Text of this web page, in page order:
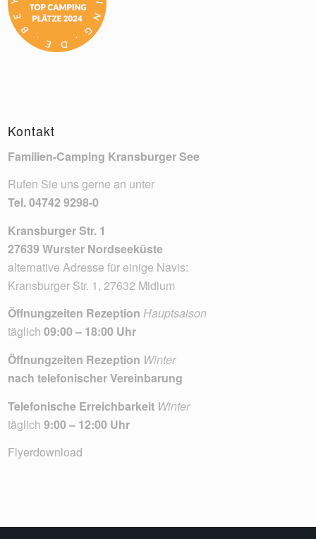
Kontakt
Familien-Camping Kransburger See
Rufen Sie uns gerne an unter
Tel.04742 9298-0
Kransburger Str. 1
27639 Wurster Nordseeküste
alternative Adresse für einige Navis:
Kransburger Str. 1, 27632 Midlum
Öffnungzeiten RezeptionHauptsaison
täglich 09:00 – 18:00 Uhr
Öffnungzeiten Rezeption Winter
nach telefonischer Vereinbarung
Telefonische Erreichbarkeit Winter
täglich 9:00 – 12:00 Uhr
Flyerdownload